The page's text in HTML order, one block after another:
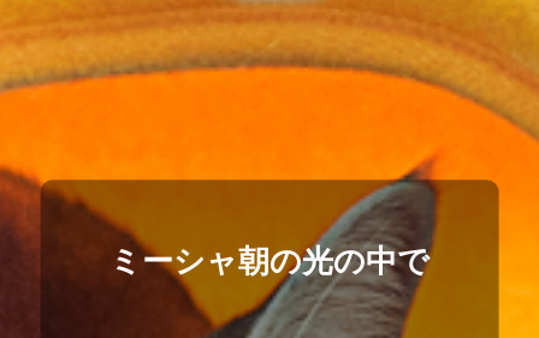
ミーシャ朝の光の中で